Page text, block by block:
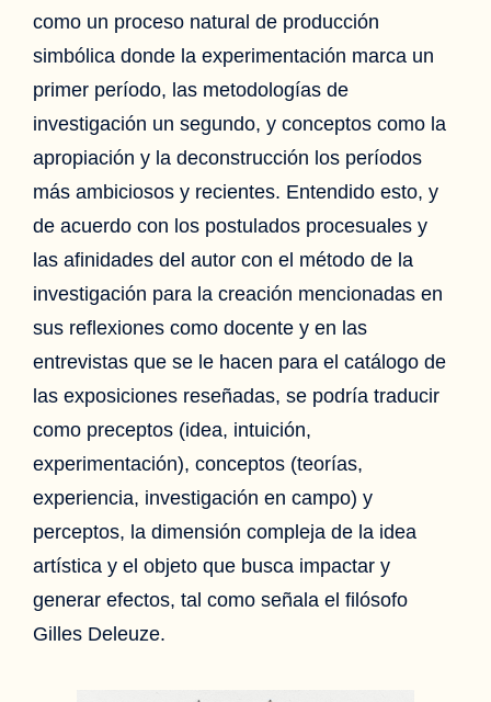
como un proceso natural de producción
simbólica donde la experimentación marca un
primer período, las metodologías de
investigación un segundo, y conceptos como la
apropiación y la deconstrucción los períodos
más ambiciosos y recientes. Entendido esto, y
de acuerdo con los postulados procesuales y
las afinidades del autor con el método de la
investigación para la creación mencionadas en
sus reflexiones como docente y en las
entrevistas que se le hacen para el catálogo de
las exposiciones reseñadas, se podría traducir
como preceptos (idea, intuición,
experimentación), conceptos (teorías,
experiencia, investigación en campo) y
perceptos, la dimensión compleja de la idea
artística y el objeto que busca impactar y
generar efectos, tal como señala el filósofo
Gilles Deleuze.